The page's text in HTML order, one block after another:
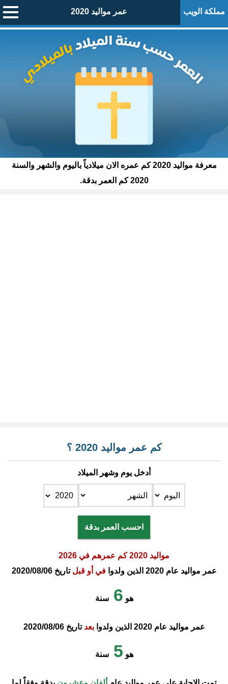
مملكة الويب عمر مواليد 2020
معرفة مواليد 2020 كم عمره الان ميلادياً باليوم والشهر والسنة
2020 كم العمر بدقة.
كم عمر مواليد 2020 ؟
أدخل يوم وشهر الميلاد
احسب العمر بدقة
مواليد 2020 كم عمرهم في 2026
عمر مواليد عام 2020 الذين ولدوا
في أو قبلتاريخ 2020/08/06
هو 6 سنة
عمر مواليد عام 2020 الذين ولدوا بعدتاريخ 2020/08/06
هو 5 سنة